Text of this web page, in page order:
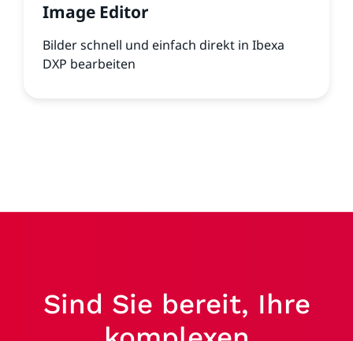
Image Editor
Bilder schnell und einfach direkt in Ibexa
DXP bearbeiten
Sind Sie bereit, Ihre